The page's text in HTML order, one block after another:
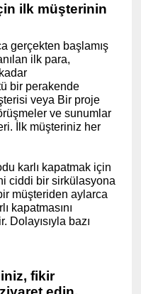
ilk müşterinin
gerçekten başlamış
ilk para,
bir perakende
veya Bir proje
ve sunumlar
İlk müşteriniz her
karlı kapatmak için
ciddi bir sirkülasyona
müşteriden aylarca
kapatmasını
bazı
fikir